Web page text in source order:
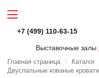
+7 (499) 110-63-15
Выставочные залы
Главная страница Каталог
Двуспальные кованые кровати